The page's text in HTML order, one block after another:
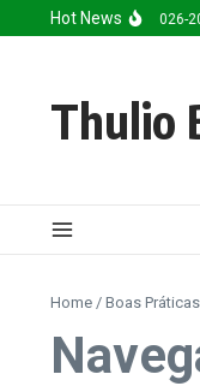
Ir para o conteúdo
Hot News
Artificial 2026-2028:
Thulio
Home / Boas Práticas